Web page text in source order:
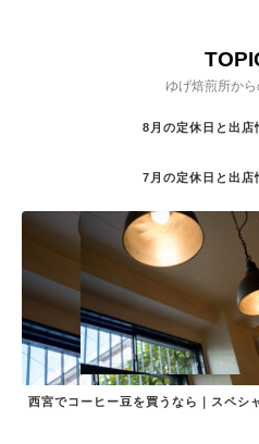
ゆげ焙煎所か
8月の定休日と出店
7月の定休日と出店
西宮でコーヒー豆を買うなら｜スペシ